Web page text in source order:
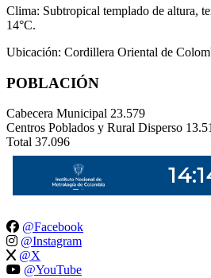
Clima: Subtropical templado de altura,
14°C.
Ubicación: Cordillera Oriental de
POBLACIÓN
Cabecera Municipal 23.579
Centros Poblados y Rural Disperso
Total 37.096
@Facebook
@Instagram
@X
@YouTube